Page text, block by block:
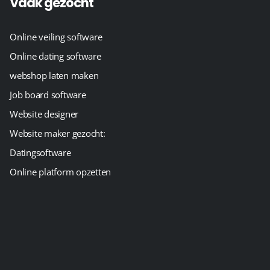
Online veiling software
Online dating software
webshop laten maken
Job board software
Website designer
Website maker gezocht:
Datingsoftware
Online platform opzetten